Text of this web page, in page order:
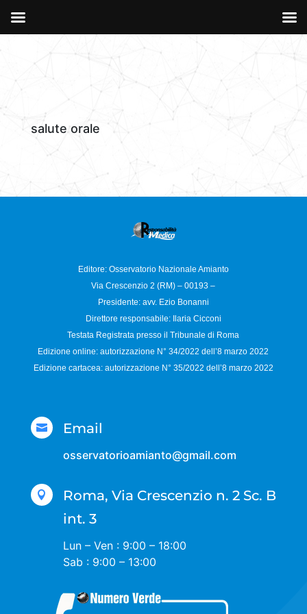
salute orale
Editore: Osservatorio Nazionale Amianto
Via Crescenzio 2 (RM) – 00193 –
Presidente: avv. Ezio Bonanni
Direttore responsabile:
Ilaria Cicconi
Testata Registrata presso il Tribunale di Roma
Edizione online: autorizzazione N°34/2022 dell’8 marzo 2022
Edizione cartacea: autorizzazione N° 35/2022 dell’8 marzo 2022
 Email
osservatorioamianto@gmail.com

Roma, Via Crescenzio n. 2 Sc. B
int. 3
Lun – Ven : 9:00 – 18:00
Sab : 9:00 – 13:00